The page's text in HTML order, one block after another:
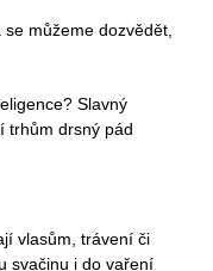
můžeme dozvědět,
Slavný
trhům drsný pád
vlasům, trávení či
svačinu i do vaření